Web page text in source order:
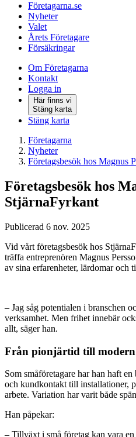
Företagarna.se
Nyheter
Valet
Årets Företagare
Försäkringar
Om Företagarna
Kontakt
Logga in
Här finns vi
Stäng karta
Stäng karta
Företagarna
Nyheter
Företagsbesök hos Magnus
Företagsbesök hos
StjärnaFyrkant
Publicerad 6 nov. 2025
Vid vårt företagsbesök hos
träffa entreprenören Magnus
av sina erfarenheter, lärdomar och
– Jag såg potentialen i branschen
verksamhet. Men frihet innebär
allt, säger han.
Från pionjärtid till
Som småföretagare har han haft
och kundkontakt till installationer,
arbete. Variation har varit både
Han påpekar:
– Tillväxt i små företag kan vara